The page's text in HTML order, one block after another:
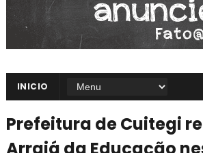
INICIO
Prefeitura de Cuitegi